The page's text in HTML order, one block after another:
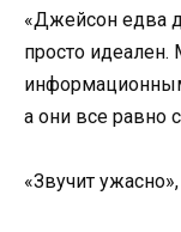
«Джейсон едва
просто
а они все равно
«Звучит